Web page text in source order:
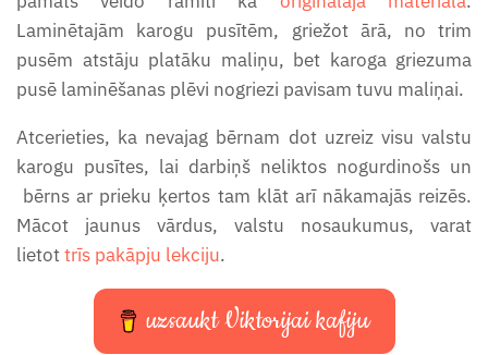
Laminētajām karogu pusītēm, griežot ārā, no trim
pusēm atstāju platāku maliņu, bet karoga griezuma
pusē laminēšanas plēvi nogriezi pavisam tuvu maliņai.
Atcerieties, ka nevajag bērnam dot uzreiz visu valstu
karogu pusītes, lai darbiņš neliktos nogurdinošs un
bērns ar prieku ķertos tam klāt arī nākamajās reizēs.
Mācot jaunus vārdus, valstu nosaukumus, varat
lietottrīs pakāpju lekciju.
uzsaukt Viktorijai kafiju